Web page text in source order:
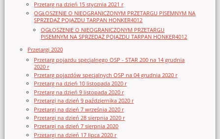
Przetarg na dzień 15 stycznia 2021 r
OGŁOSZENIE O NIEOGRANICZONYM PRZETARGU PISEMNYM NA
SPRZEDAŻ POJAZDU TARPAN HONKER4012
OGŁOSZENIE O NIEOGRANICZONYM PRZETARGU
PISEMNYM NA SPRZEDAŻ POJAZDU TARPAN HONKER4012
Przetargi 2020
Przetarg pojazdu specjalnego OSP - STAR 200 na 14 grudnia
2020 r
Przetarg pojazdów specjalnych OSP na 04 grudnia 2020 r
Przetarg na dzień 10 listopada 2020 r
Przetarg na dzień 9 listopada 2020 r
Przetargi na dzień 9 października 2020 r
Przetargi na dzień 7 września 2020 r
Przetargi na dzień 28 sierpnia 2020 r
Przetargi na dzień 7 sierpnia 2020
Przetargi na dzień 17 lipca 2020 r